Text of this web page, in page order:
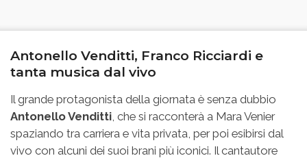
Antonello Venditti, Franco Ricciardi e
tanta musica dal vivo
Il grande protagonista della giornata è senza dubbio
Antonello Venditti, che si racconterà a Mara Venier
spaziando tra carriera e vita privata, per poi esibirsi dal
vivo con alcuni dei suoi brani più iconici. Il cantautore